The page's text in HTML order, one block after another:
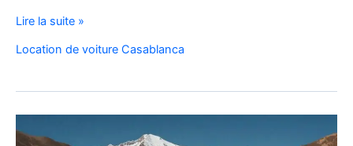
Location
Rover
Casablanca
Lire la suite »
Location de voiture Casablanca